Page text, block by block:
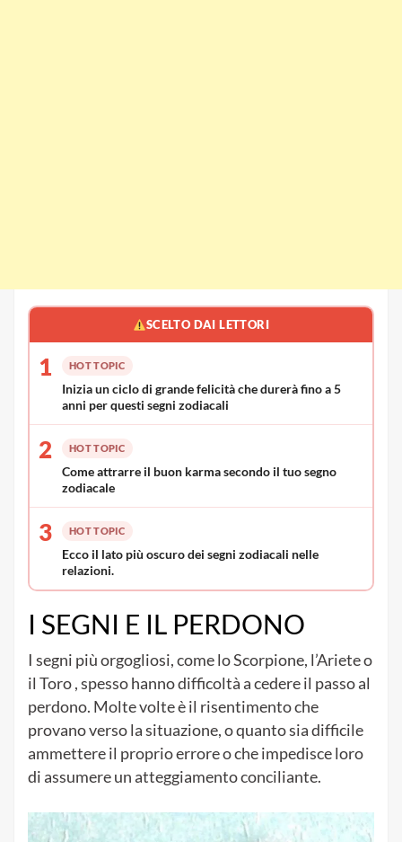
SCELTO DAI LETTORI
1 HOT TOPIC
Inizia un ciclo di grande felicità che durerà fino a 5
anni per questi segni zodiacali
2 HOT TOPIC
Come attrarre il buon karma secondo il tuo segno
zodiacale
3 HOT TOPIC
Ecco il lato più oscuro dei segni zodiacali nelle
relazioni.
I SEGNI E IL PERDONO
I segni più orgogliosi, come lo Scorpione, l’Ariete o
il Toro , spesso hanno difficoltà a cedere il passo al
perdono. Molte volte è il risentimento che
provano verso la situazione, o quanto sia difficile
ammettere il proprio errore o che impedisce loro
di assumere un atteggiamento conciliante.